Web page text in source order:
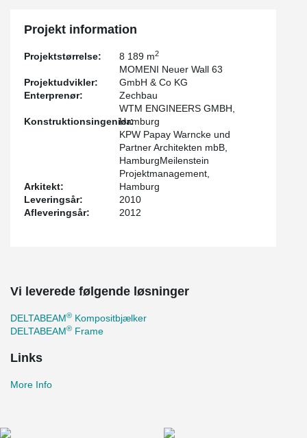
Projekt information
Projektstørrelse: 8 189 m2
Projektudvikler:
MOMENI Neuer Wall 63
GmbH & Co KG
Enterprenør:
Zechbau
Konstruktionsingeniør:
WTM ENGINEERS GMBH,
Hamburg
Arkitekt:
KPW Papay Warncke und
Partner Architekten mbB,
HamburgMeilenstein
Projektmanagement,
Hamburg
Leveringsår:
2010
Afleveringsår:
2012
Vi leverede følgende løsninger
DELTABEAM® Kompositbjælker
DELTABEAM® Frame
Links
More Info